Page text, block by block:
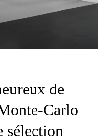
de
Carlo
sélection